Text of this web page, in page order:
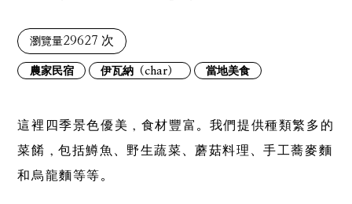
瀏覽量29627 次
農家民宿 伊瓦納（char） 當地美食
這裡四季景色優美，食材豐富。我們提供種類繁多的
菜餚，包括鱒魚、野生蔬菜、蘑菇料理、手工蕎麥麵
和烏龍麵等等。